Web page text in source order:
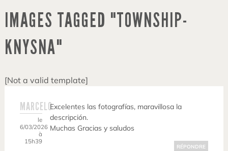
IMAGES TAGGED "TOWNSHIP-
KNYSNA"
[Not a valid template]
MARCELO
le
6/03/2026
à
15h39
Excelentes las fotografías, maravillosa la
descripción.
Muchas Gracias y saludos
RÉPONDRE